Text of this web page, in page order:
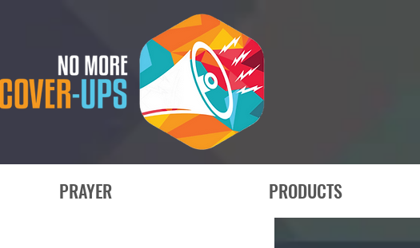
PRAYER PRODUCTS